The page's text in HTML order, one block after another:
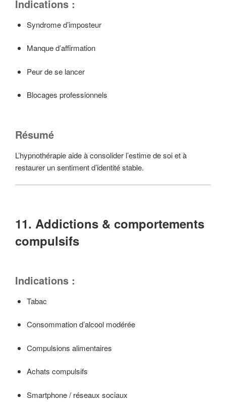
Indications :
Syndrome d’imposteur
Manque d’affirmation
Peur de se lancer
Blocages professionnels
Résumé
L’hypnothérapie aide à consolider l’estime de soi et à
restaurer un sentiment d’identité stable.
11. Addictions & comportements
compulsifs
Indications :
Tabac
Consommation d’alcool modérée
Compulsions alimentaires
Achats compulsifs
Smartphone / réseaux sociaux